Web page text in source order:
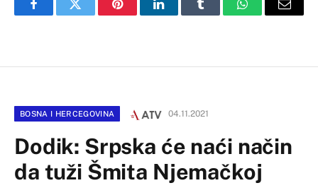
FacebookTwitter PinterestLinkedInTumblr WhatsAppEmail
BOSNA I HERCEGOVINA 04.11.2021
Dodik: Srpska će naći način
da tuži Šmita Njemačkoj